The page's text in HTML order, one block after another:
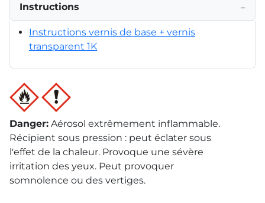
Instructions −
Instructions vernis de base + vernis
transparent 1K
Danger: Aérosol extrêmement inflammable.
Récipient sous pression : peut éclater sous
l'effet de la chaleur. Provoque une sévère
irritation des yeux. Peut provoquer
somnolence ou des vertiges.